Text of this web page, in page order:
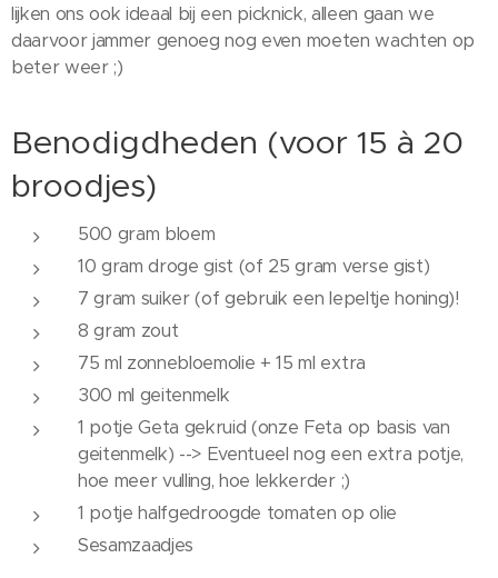
lijken ons ook ideaal bij een picknick, alleen gaan we
daarvoor jammer genoeg nog even moeten wachten op
beter weer ;)
Benodigdheden (voor 15 à 20
broodjes)
500 gram bloem
10 gram droge gist (of 25 gram verse gist)
7 gram suiker (of gebruik een lepeltje honing)!
8 gram zout
75 ml zonnebloemolie + 15 ml extra
300 ml geitenmelk
1 potje Geta gekruid (onze Feta op basis van
geitenmelk) --> Eventueel nog een extra potje,
hoe meer vulling, hoe lekkerder ;)
1 potje halfgedroogde tomaten op olie
Sesamzaadjes